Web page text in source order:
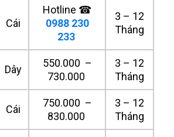
Cái
Hotline ☎
0988 230
233
3 – 12
Tháng
Dây
550.000 –
730.000
3 – 12
Tháng
Cái
750.000 –
830.000
3 – 12
Tháng